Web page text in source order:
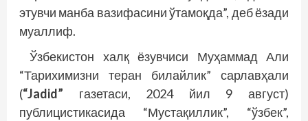
этувчи манба вазифасини ўтамоқда”, деб ёзади
муаллиф.
Ўзбекистон халқ ёзувчиси Муҳаммад Али
“Тарихимизни теран билайлик” сарлавҳали
(“Jadid” газетаси, 2024 йил 9 август)
публицистикасида “Мустақиллик”, “ўзбек”,